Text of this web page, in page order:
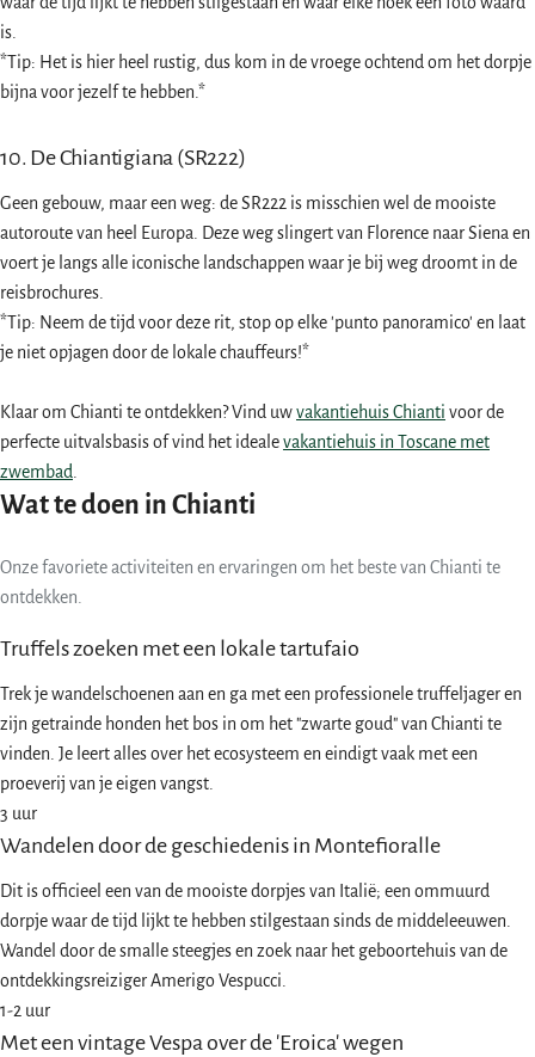
is.
*Tip: Het is hier heel rustig, dus kom in de vroege ochtend om het dorpje
bijna voor jezelf te hebben.*
10. De Chiantigiana (SR222)
Geen gebouw, maar een weg: de SR222 is misschien wel de mooiste
autoroute van heel Europa. Deze weg slingert van Florence naar Siena en
voert je langs alle iconische landschappen waar je bij weg droomt in de
reisbrochures.
*Tip: Neem de tijd voor deze rit, stop op elke 'punto panoramico' en laat
je niet opjagen door de lokale chauffeurs!*
Klaar om Chianti te ontdekken? Vind uwvakantiehuis Chianti voor de
perfecte uitvalsbasis of vind het idealevakantiehuis in Toscane met
zwembad.
Wat te doen in Chianti
Onze favoriete activiteiten en ervaringen om het beste van Chianti te
ontdekken.
Truffels zoeken met een lokale tartufaio
Trek je wandelschoenen aan en ga met een professionele truffeljager en
zijn getrainde honden het bos in om het "zwarte goud" van Chianti te
vinden. Je leert alles over het ecosysteem en eindigt vaak met een
proeverij van je eigen vangst.
3 uur
Wandelen door de geschiedenis in Montefioralle
Dit is officieel een van de mooiste dorpjes van Italië; een ommuurd
dorpje waar de tijd lijkt te hebben stilgestaan sinds de middeleeuwen.
Wandel door de smalle steegjes en zoek naar het geboortehuis van de
ontdekkingsreiziger Amerigo Vespucci.
1-2 uur
Met een vintage Vespa over de 'Eroica' wegen